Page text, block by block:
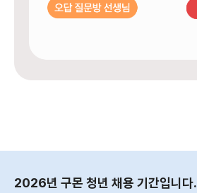
2026년 구몬 청년 채용 기간입니다.